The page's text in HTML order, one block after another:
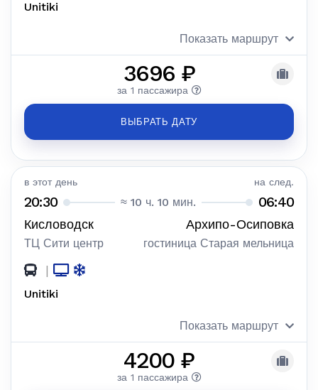
Unitiki
Показать маршрут
3696 ₽
за 1 пассажира
ВЫБРАТЬ ДАТУ
в этот день на след.
20:30 ≈ 10 ч. 10 мин. 06:40
Кисловодск Архипо-Осиповка
ТЦ Сити центр гостиница Старая мельница
|
Unitiki
Показать маршрут
4200 ₽
за 1 пассажира